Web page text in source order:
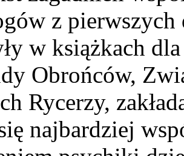
z
w książkach
Obrońców,
Rycerzy,
najbardziej